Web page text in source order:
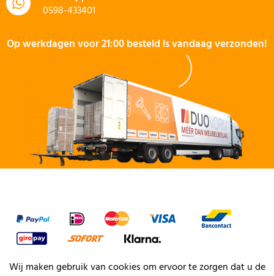
0598-433401
Op werkdagen voor 21:00 besteld is vandaag verzonden!
Wij maken gebruik van cookies om ervoor te zorgen dat u de